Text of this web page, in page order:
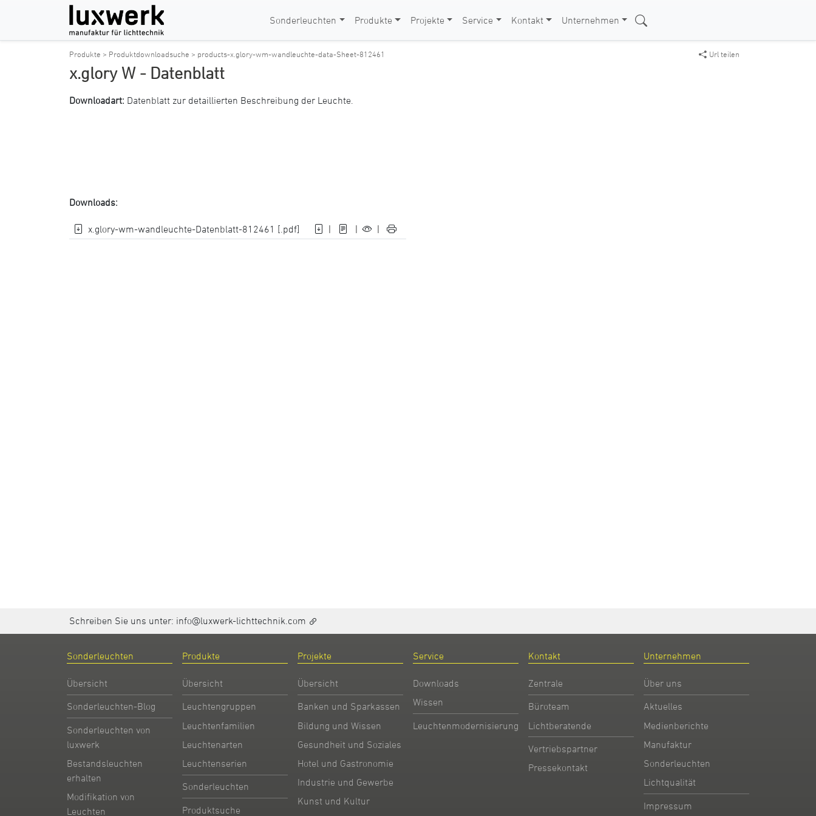
Sonderleuchten Produkte Projekte Service Kontakt Unternehmen
Produkte > Produktdownloadsuche > products-x.glory-wm-wandleuchte-data-Sheet-812461 Url teilen
x.glory W - Datenblatt
Downloadart: Datenblatt zur detaillierten Beschreibung der Leuchte.
Downloads:
x.glory-wm-wandleuchte-Datenblatt-812461 [.pdf] | | |
Schreiben Sie uns unter: info@luxwerk-lichttechnik.com
Sonderleuchten
Übersicht
Sonderleuchten-Blog
Sonderleuchten von
luxwerk
Bestandsleuchten
erhalten
Modifikation von
Leuchten
Produkte
Übersicht
Leuchtengruppen
Leuchtenfamilien
Leuchtenarten
Leuchtenserien
Sonderleuchten
Produktsuche
Projekte
Übersicht
Banken und Sparkassen
Bildung und Wissen
Gesundheit und Soziales
Hotel und Gastronomie
Industrie und Gewerbe
Kunst und Kultur
Service
Downloads
Wissen
Leuchtenmodernisierung
Kontakt
Zentrale
Büroteam
Lichtberatende
Vertriebspartner
Pressekontakt
Unternehmen
Über uns
Aktuelles
Medienberichte
Manufaktur
Sonderleuchten
Lichtqualität
Impressum